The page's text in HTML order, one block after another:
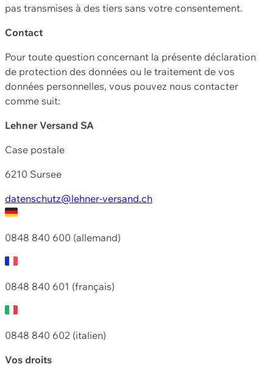
pas transmises à des tiers sans votre consentement.
Contact
Pour toute question concernant la présente déclaration
de protection des données ou le traitement de vos
données personnelles, vous pouvez nous contacter
comme suit:
Lehner Versand SA
Case postale
6210 Sursee
datenschutz@lehner-versand.ch
0848 840 600 (allemand)
0848 840 601 (français)
0848 840 602 (italien)
Vos droits